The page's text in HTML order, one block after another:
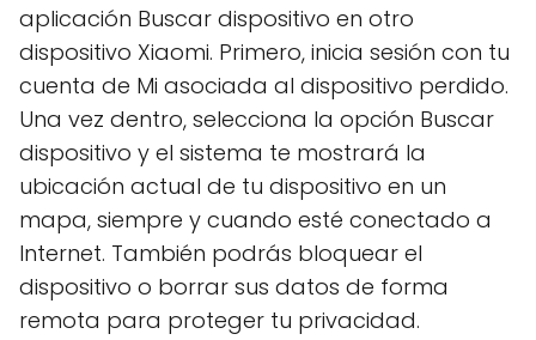
aplicación Buscar dispositivo en otro
dispositivo Xiaomi. Primero, inicia sesión con tu
cuenta de Mi asociada al dispositivo perdido.
Una vez dentro, selecciona la opción Buscar
dispositivo y el sistema te mostrará la
ubicación actual de tu dispositivo en un
mapa, siempre y cuando esté conectado a
Internet. También podrás bloquear el
dispositivo o borrar sus datos de forma
remota para proteger tu privacidad.